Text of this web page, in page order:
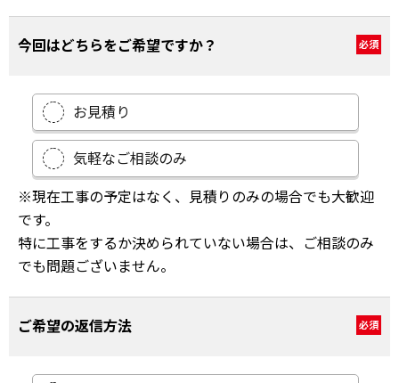
今回はどちらをご希望ですか？ 必須
お見積り
気軽なご相談のみ
※現在工事の予定はなく、見積りのみの場合でも大歓迎
です。
特に工事をするか決められていない場合は、ご相談のみ
でも問題ございません。
ご希望の返信方法 必須